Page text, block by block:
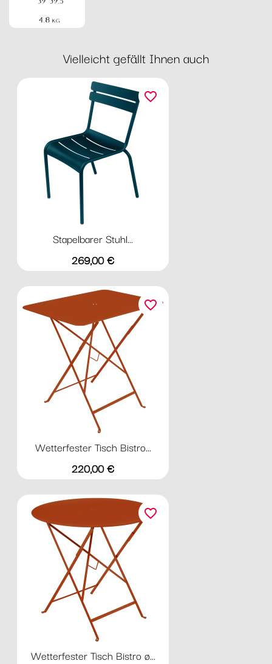
Vielleicht gefällt Ihnen auch
Stapelbarer Stuhl...
Preis
269,00 €
favorite_border
Wetterfester Tisch Bistro...
Preis
220,00 €
favorite_border
Wetterfester Tisch Bistro ø...
favorite_border